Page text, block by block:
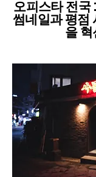
오피스타 전국
썸네일과 평점
을 혁